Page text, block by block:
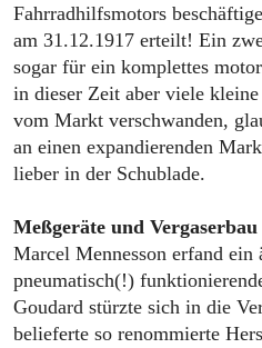
Fahrradhilfsmotors
am 31.12.1917 erteilt! Ein
sogar für ein komplettes
in dieser Zeit aber viele
vom Markt verschwanden,
an einen expandierenden
lieber in der Schublade.
Meßgeräte und Vergaserbau
Marcel Mennesson erfand ein
pneumatisch(!)
Goudard stürzte sich in die
belieferte so renommierte